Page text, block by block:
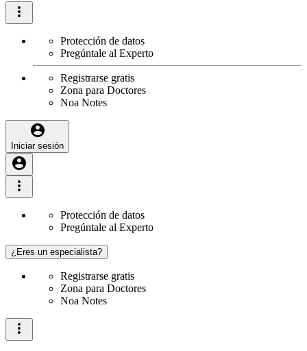
Protección de datos
Pregúntale al Experto
Registrarse gratis
Zona para Doctores
Noa Notes
Iniciar sesión
Protección de datos
Pregúntale al Experto
¿Eres un especialista?
Registrarse gratis
Zona para Doctores
Noa Notes